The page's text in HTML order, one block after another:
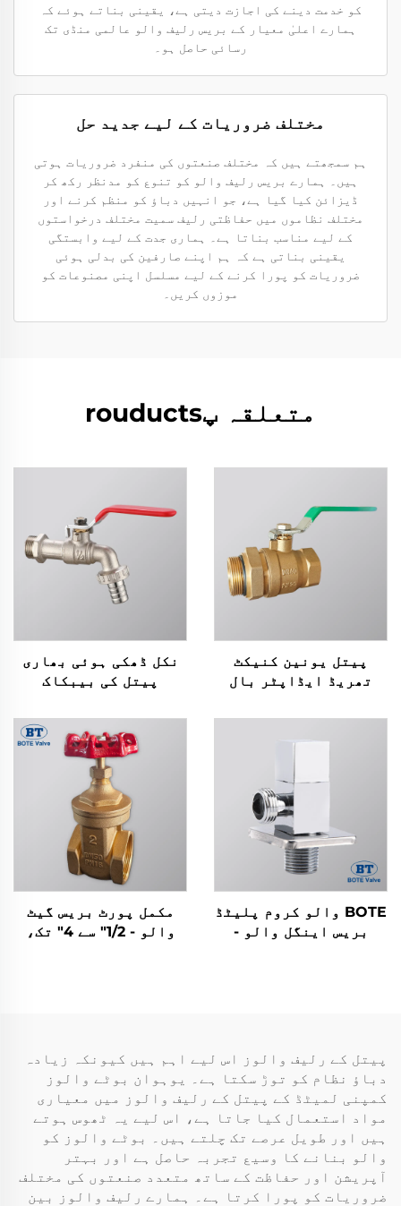
کو خدمت دینے کی اجازت دیتی ہے، یقینی بناتے ہوئے کہ
ہمارے اعلیٰ معیار کے بریس رلیف والو عالمی منڈی تک
رسائی حاصل ہو۔
مختلف ضروریات کے لیے جدید حل
ہم سمجھتے ہیں کہ مختلف صنعتوں کی منفرد ضروریات ہوتی
ہیں۔ ہمارے بریس رلیف والو کو تنوع کو مدنظر رکھ کر
ڈیزائن کیا گیا ہے، جو انہیں دباؤ کو منظم کرنے اور
مختلف نظاموں میں حفاظتی رلیف سمیت مختلف درخواستوں
کے لیے مناسب بناتا ہے۔ ہماری جدت کے لیے وابستگی
یقینی بناتی ہے کہ ہم اپنے صارفین کی بدلی ہوئی
ضروریات کو پورا کرنے کے لیے مسلسل اپنی مصنوعات کو
موزوں کریں۔
متعلقہ پrouducts
پیتل یونین کنیکٹ
تھریڈ ایڈاپٹر بال
نکل ڈھکی ہوئی بھاری
پیتل کی بیبکاک
BOTE والو کروم پلیٹڈ
بریس اینگل والو -
مکمل پورٹ بریس گیٹ
والو - 1/2" سے 4" تک،
پیتل کے رلیف والوز اس لیے اہم ہیں کیونکہ زیادہ
دباؤ نظام کو توڑ سکتا ہے۔ یوہوان بوٹے والوز
کمپنی لمیٹڈ کے پیتل کے رلیف والوز میں معیاری
مواد استعمال کیا جاتا ہے، اس لیے یہ ٹھوس ہوتے
ہیں اور طویل عرصے تک چلتے ہیں۔ بوٹے والوز کو
والو بنانے کا وسیع تجربہ حاصل ہے اور بہتر
آپریشن اور حفاظت کے ساتھ متعدد صنعتوں کی مختلف
ضروریات کو پورا کرتا ہے۔ ہمارے رلیف والوز بین